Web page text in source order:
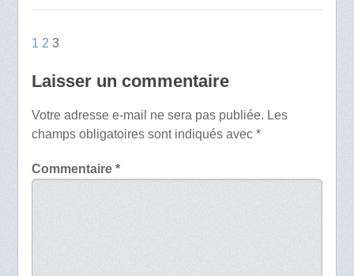
1 2 3
Laisser un commentaire
Votre adresse e-mail ne sera pas publiée. Les
champs obligatoires sont indiqués avec *
Commentaire *